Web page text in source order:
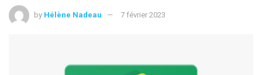
by Hélène Nadeau 7 février 2023